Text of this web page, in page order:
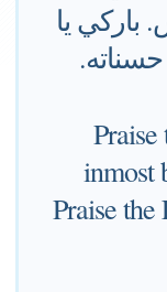
باركي يا
inmost
Praise